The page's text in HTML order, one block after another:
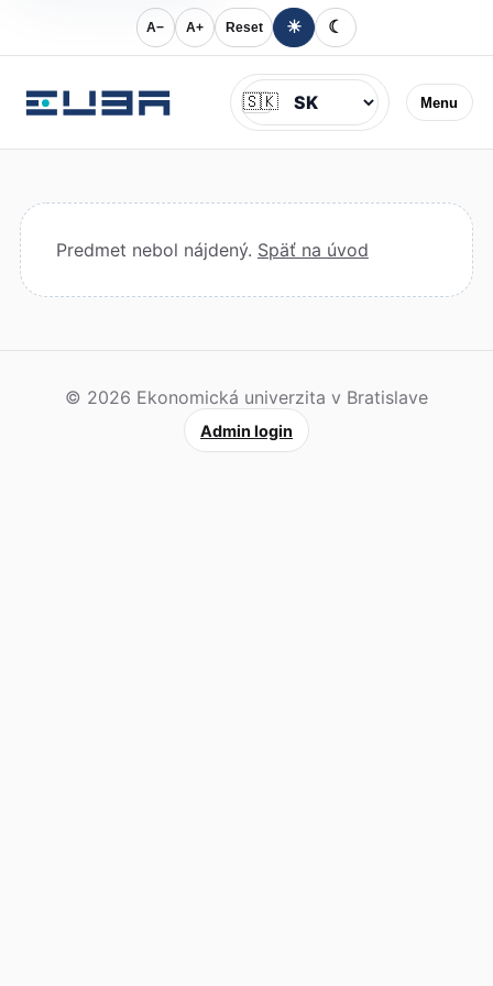
A− A+ Reset ☀ ☾
Menu
Jazyk
🇸🇰
Predmet nebol nájdený. Späť na úvod
© 2026 Ekonomická univerzita v Bratislave
Admin login